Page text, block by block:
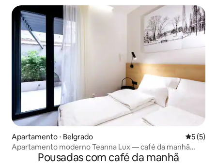
Apartamento ⋅ Belgrado 5 de
5 (5)
Apartamento moderno Teanna Lux — café da manhã
Pousadas com café da manhã